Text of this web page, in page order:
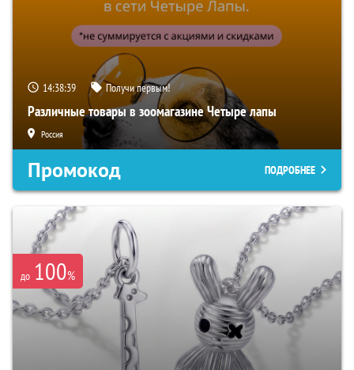
14:38:38 Получи первым!
Различные товары в зоомагазине Четыре лапы
Россия
Промокод ПОДРОБНЕЕ
до 100%